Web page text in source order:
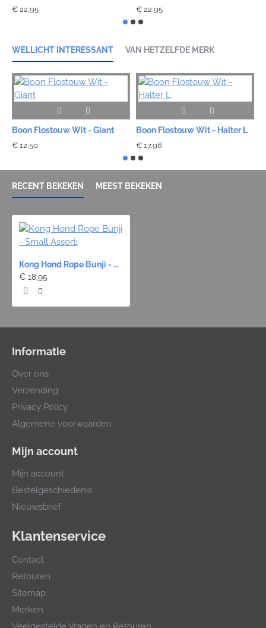
€ 22,95 € 22,95
WELLICHT INTERESSANT VAN HETZELFDE MERK
Boon Flostouw Wit - Giant
€ 12,50
Boon Flostouw Wit - Halter L
€ 17,96
RECENT BEKEKEN MEEST BEKEKEN
Kong Hond Rope Bunji - Small Assorti
€ 18,95
Informatie
Over ons
Verzending
Privacy Policy
Algemene voorwaarden
Mijn account
Mijn account
Bestelgeschiedenis
Nieuwsbrief
Klantenservice
Contact
Retouren
Sitemap
Merken